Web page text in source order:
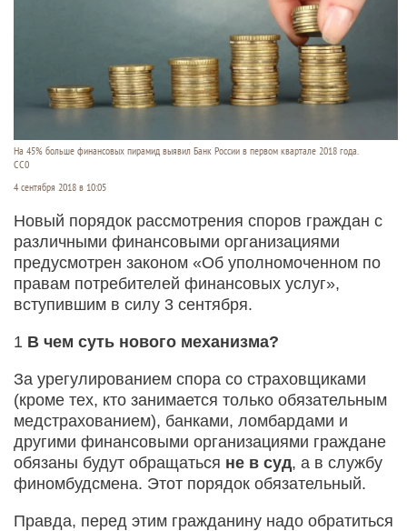
На 45% больше финансовых пирамид выявил Банк России в первом квартале 2018 года.
CC0
4 сентября 2018 в 10:05
Новый порядок рассмотрения споров граждан с
различными финансовыми организациями
предусмотрен законом «Об уполномоченном по
правам потребителей финансовых услуг»,
вступившим в силу 3 сентября.
1 В чем суть нового механизма?
За урегулированием спора со страховщиками
(кроме тех, кто занимается только обязательным
медстрахованием), банками, ломбардами и
другими финансовыми организациями граждане
обязаны будут обращаться не в суд, а в службу
финомбудсмена. Этот порядок обязательный.
Правда, перед этим гражданину надо обратиться